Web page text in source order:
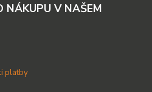
NÁKUPU V NAŠEM
platby